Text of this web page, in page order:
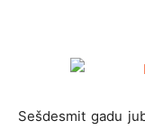
Sešdesmit gadu